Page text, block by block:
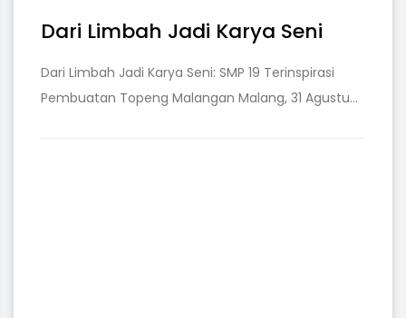
Dari Limbah Jadi Karya Seni
Dari Limbah Jadi Karya Seni: SMP 19 Terinspirasi
Pembuatan Topeng Malangan Malang, 31 Agustu...